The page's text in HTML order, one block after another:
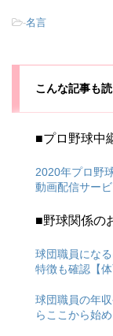
-名言
こんな記事も
■プロ野球中
2020年プロ野
動画配信サー
■野球関係の
球団職員にな
特徴も確認【
球団職員の年
らここから始